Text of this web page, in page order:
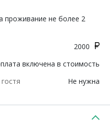
проживание не более 2
2000
включена в стоимость
Не нужна